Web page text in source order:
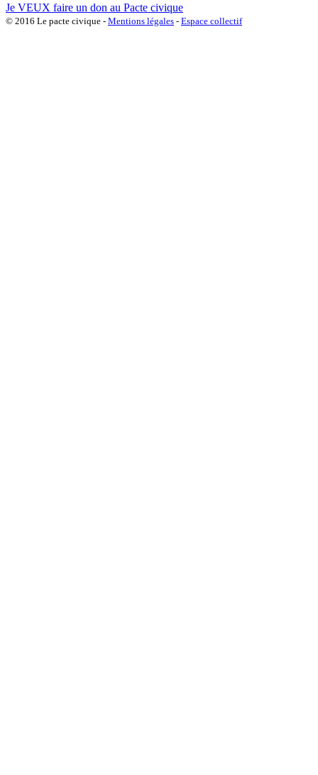
Je VEUX faire un don au Pacte civique
© 2016 Le pacte civique - Mentions légales - Espace collectif